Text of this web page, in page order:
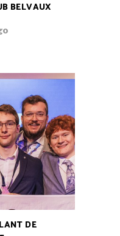
BELVAUX
DE